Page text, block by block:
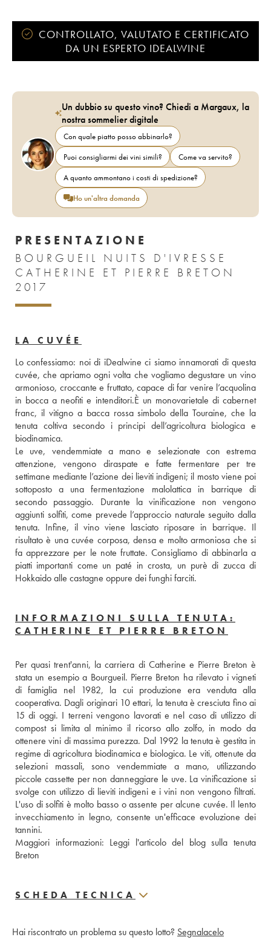
CONTROLLATO, VALUTATO E CERTIFICATO
DA UN ESPERTO IDEALWINE
Un dubbio su questo vino? Chiedi a Margaux, la
nostra sommelier digitale
Con quale piatto posso abbinarlo?
Puoi consigliarmi dei vini simili?
Come va servito?
A quanto ammontano i costi di spedizione?
Ho un'altra domanda
PRESENTAZIONE
BOURGUEIL NUITS D'IVRESSE
CATHERINE ET PIERRE BRETON
2017
LA CUVÉE
Lo confessiamo: noi di iDealwine ci siamo innamorati di questa
cuvée, che apriamo ogni volta che vogliamo degustare un vino
armonioso, croccante e fruttato, capace di far venire l’acquolina
in bocca a neofiti e intenditori.È un monovarietale di cabernet
franc, il vitigno a bacca rossa simbolo della Touraine, che la
tenuta coltiva secondo i principi dell’agricoltura biologica e
biodinamica.
Le uve, vendemmiate a mano e selezionate con estrema
attenzione, vengono diraspate e fatte fermentare per tre
settimane mediante l’azione dei lieviti indigeni; il mosto viene poi
sottoposto a una fermentazione malolattica in barrique di
secondo passaggio. Durante la vinificazione non vengono
aggiunti solfiti, come prevede l’approccio naturale seguito dalla
tenuta. Infine, il vino viene lasciato riposare in barrique. Il
risultato è una cuvée corposa, densa e molto armoniosa che si
fa apprezzare per le note fruttate. Consigliamo di abbinarla a
piatti importanti come un paté in crosta, un purè di zucca di
Hokkaido alle castagne oppure dei funghi farciti.
INFORMAZIONI SULLA TENUTA:
CATHERINE ET PIERRE BRETON
Per quasi trent'anni, la carriera di Catherine e Pierre Breton è
stata un esempio a Bourgueil. Pierre Breton ha rilevato i vigneti
di famiglia nel 1982, la cui produzione era venduta alla
cooperativa. Dagli originari 10 ettari, la tenuta è cresciuta fino ai
15 di oggi. I terreni vengono lavorati e nel caso di utilizzo di
compost si limita al minimo il ricorso allo zolfo, in modo da
ottenere vini di massima purezza. Dal 1992 la tenuta è gestita in
regime di agricoltura biodinamica e biologica. Le viti, ottenute da
selezioni massali, sono vendemmiate a mano, utilizzando
piccole cassette per non danneggiare le uve. La vinificazione si
svolge con utilizzo di lieviti indigeni e i vini non vengono filtrati.
L'uso di solfiti è molto basso o assente per alcune cuvée. Il lento
invecchiamento in legno, consente un'efficace evoluzione dei
tannini.
Maggiori informazioni: Leggi l'articolo del blog sulla tenuta
SCHEDA TECNICA
Hai riscontrato un problema su questo lotto? Segnalacelo